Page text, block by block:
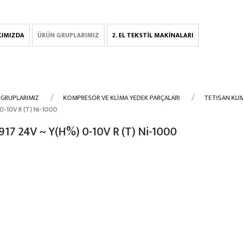
ÜRÜN GRUPLARIMIZ 2. EL TEKSTİL MAKİNALARI
KOMPRESÖR VE KLİMA YEDEK PARÇALARI
TETISAN
10V R (T) Ni-1000
24V ~ Y(H%) 0-10V R (T) Ni-1000